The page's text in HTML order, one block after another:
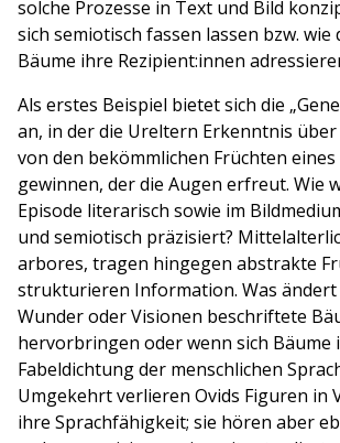
solche Prozesse in Text und Bild
sich semiotisch fassen lassen bzw.
Bäume ihre Rezipient:innen
Als erstes Beispiel bietet sich die
an, in der die Ureltern Erkenntnis über
von den bekömmlichen Früchten eines
gewinnen, der die Augen erfreut. Wie
Episode literarisch sowie im
und semiotisch präzisiert?
arbores, tragen hingegen abstrakte
strukturieren Information. Was ändert
Wunder oder Visionen beschriftete
hervorbringen oder wenn sich Bäume
Fabeldichtung der menschlichen
Umgekehrt verlieren Ovids Figuren in
ihre Sprachfähigkeit; sie hören aber